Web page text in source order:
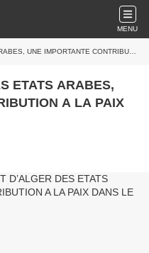
MENU
CONTRIBUTION A LA PAIX DANS LE MONDE.
ETATS ARABES,
A LA PAIX